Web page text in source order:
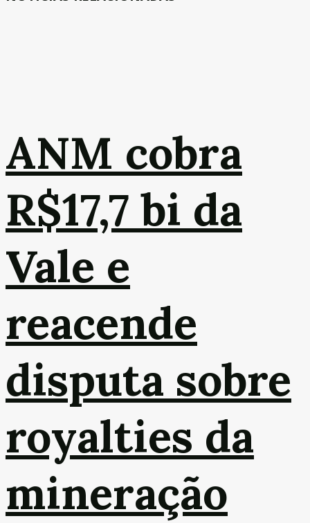
ANM cobra
R$17,7 bi da
Vale e
reacende
disputa sobre
royalties da
mineração